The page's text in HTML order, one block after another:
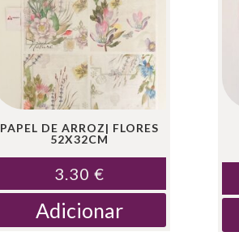
PAPEL DE ARROZ| FLORES
52X32CM
3.30 €
Adicionar